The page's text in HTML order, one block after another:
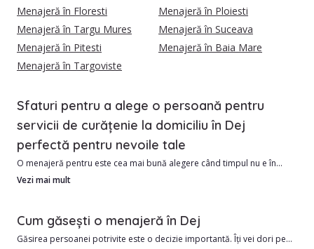
Menajeră în Floresti
Menajeră în Ploiesti
Menajeră în Targu Mures
Menajeră în Suceava
Menajeră în Pitesti
Menajeră în Baia Mare
Menajeră în Targoviste
Sfaturi pentru a alege o persoană pentru
servicii de curățenie la domiciliu în Dej
perfectă pentru nevoile tale
O menajeră pentru este cea mai bună alegere când timpul nu e în
favoarea ta.
Avantajele angajării unui menajere din Dej includ:
1. Costul este de obicei mai mic decât o firmă de curățenie
Vezi mai mult
Cum găsești o menajeră în Dej
Găsirea persoanei potrivite este o decizie importantă. Îți vei dori pe